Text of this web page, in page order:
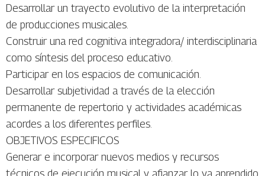
Desarrollar un trayecto evolutivo de la interpretación
de producciones musicales.
Construir una red cognitiva integradora/ interdisciplinaria
como síntesis del proceso educativo.
Participar en los espacios de comunicación.
Desarrollar subjetividad a través de la elección
permanente de repertorio y actividades académicas
acordes a los diferentes perfiles.
OBJETIVOS ESPECIFICOS
Generar e incorporar nuevos medios y recursos
técnicos de ejecución musical y afianzar lo ya aprendido